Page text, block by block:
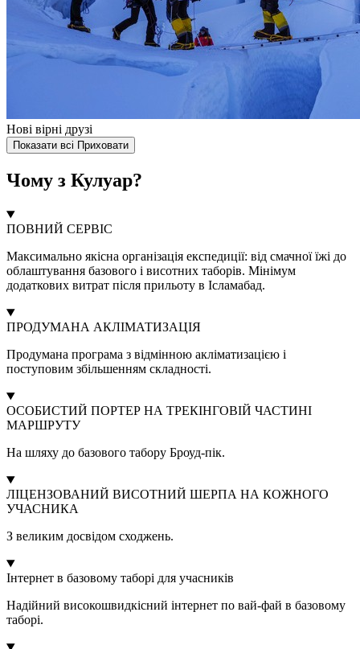
Нові вірні друзі
Показати всі Приховати
Чому з Кулуар?
ПОВНИЙ СЕРВІС
Максимально якісна організація експедиції: від смачної їжі до
облаштування базового і висотних таборів. Мінімум
додаткових витрат після прильоту в Ісламабад.
ПРОДУМАНА АКЛІМАТИЗАЦІЯ
Продумана програма з відмінною акліматизацією і
поступовим збільшенням складності.
ОСОБИСТИЙ ПОРТЕР НА ТРЕКІНГОВІЙ ЧАСТИНІ
МАРШРУТУ
На шляху до базового табору Броуд-пік.
ЛІЦЕНЗОВАНИЙ ВИСОТНИЙ ШЕРПА НА КОЖНОГО
УЧАСНИКА
З великим досвідом сходжень.
Інтернет в базовому таборі для учасників
Надійний високошвидкісний інтернет по вай-фай в базовому
таборі.